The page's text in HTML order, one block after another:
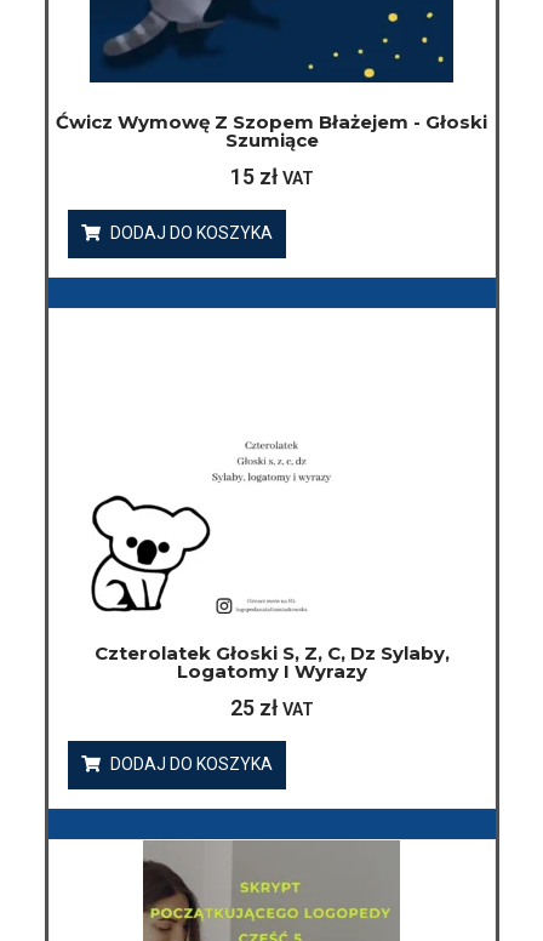
Ćwicz Wymowę Z Szopem Błażejem - Głoski
Szumiące
15 zł VAT
DODAJ DO KOSZYKA
Czterolatek Głoski S, Z, C, Dz Sylaby,
Logatomy I Wyrazy
25 zł VAT
DODAJ DO KOSZYKA